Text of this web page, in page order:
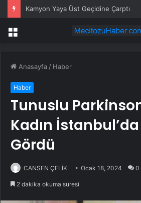
Kamyon Yaya Üst Geçidine Çarptı
Menü
Anasayfa / Haber
Haber
Tunuslu
Kadın
Gördü
CANSEN ÇELİK Ocak 18, 2024 0
2 dakika okuma süresi